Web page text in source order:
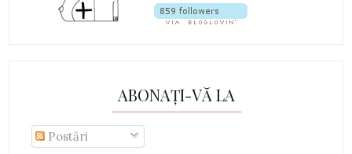
ABONAȚI-VĂ LA
Postări